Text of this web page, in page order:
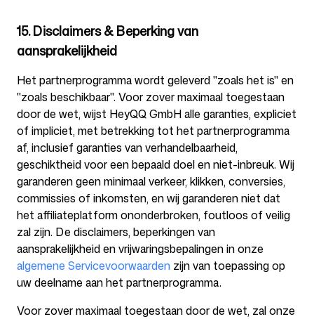
15. Disclaimers & Beperking van
aansprakelijkheid
Het partnerprogramma wordt geleverd "zoals het is" en
"zoals beschikbaar". Voor zover maximaal toegestaan
door de wet, wijst HeyQQ GmbH alle garanties, expliciet
of impliciet, met betrekking tot het partnerprogramma
af, inclusief garanties van verhandelbaarheid,
geschiktheid voor een bepaald doel en niet-inbreuk. Wij
garanderen geen minimaal verkeer, klikken, conversies,
commissies of inkomsten, en wij garanderen niet dat
het affiliateplatform ononderbroken, foutloos of veilig
zal zijn. De disclaimers, beperkingen van
aansprakelijkheid en vrijwaringsbepalingen in onze
algemene Servicevoorwaarden zijn van toepassing op
uw deelname aan het partnerprogramma.
Voor zover maximaal toegestaan door de wet, zal onze